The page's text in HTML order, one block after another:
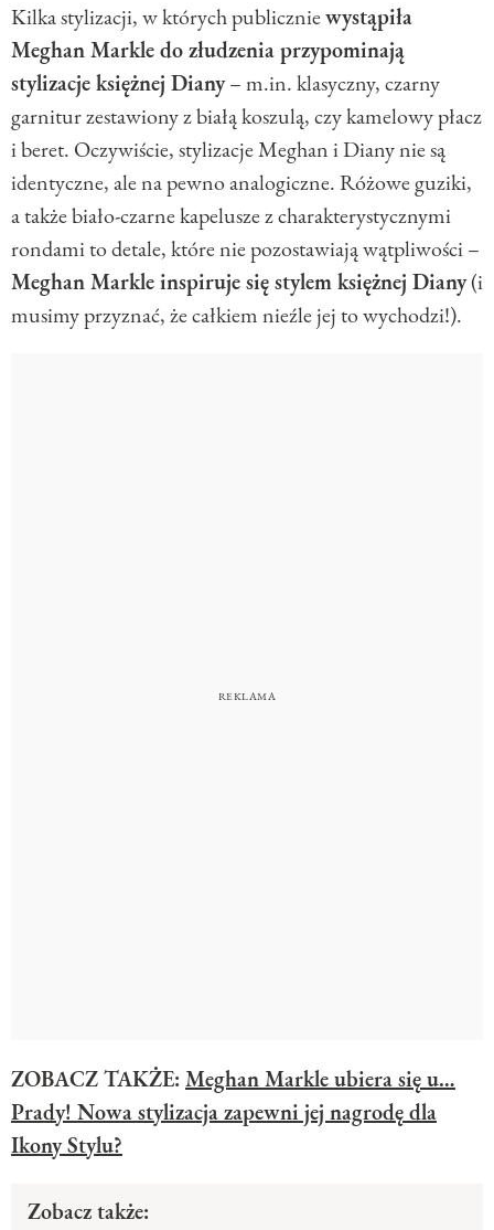
Kilka stylizacji, w których publiczniewystąpiła
Meghan Markle do złudzenia przypominają
stylizacje księżnej Diany– m.in. klasyczny, czarny
garnitur zestawiony z białą koszulą, czy kamelowy płacz
i beret. Oczywiście, stylizacje Meghan i Diany nie są
identyczne, ale na pewno analogiczne. Różowe guziki,
a także biało-czarne kapelusze z charakterystycznymi
rondami to detale, które nie pozostawiają wątpliwości –
Meghan Markle inspiruje się stylem księżnej Diany(i
musimy przyznać, że całkiem nieźle jej to wychodzi!).
ZOBACZ TAKŻE: Meghan Markle ubiera się u…
Prady! Nowa stylizacja zapewni jej nagrodę dla
Ikony Stylu?
Zobacz także: